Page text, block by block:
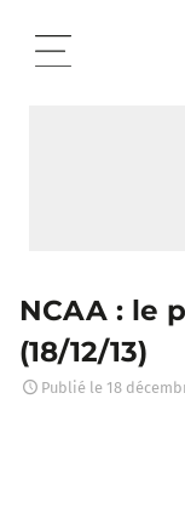
contenu
NCAA : le
(18/12/13)
Publié le 18